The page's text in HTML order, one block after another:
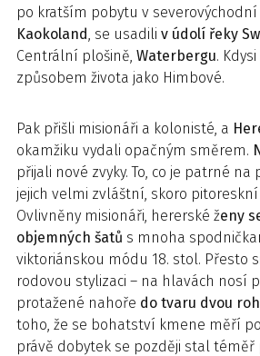
po kratším pobytu v
Kaokoland, se usadili v údolí řeky
Centrální plošině, Waterbergu.
způsobem života jako Himbové.
Pak přišli misionáři a kolonisté, a
okamžiku vydali opačným směrem.
přijali nové zvyky. To, co je patrné
jejich velmi zvláštní, skoro
Ovlivněny misionáři, hererské ženy
objemných šatů s mnoha
viktoriánskou módu 18. stol. Přesto
rodovou stylizaci – na hlavách nosí
protažené nahoře do tvaru dvou
toho, že se bohatství kmene měří
právě dobytek se později stal téměř